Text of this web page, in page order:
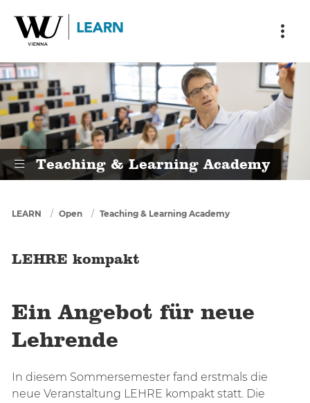
LEHRE kompakt
Teaching & Learning Academy
You are here
LEARN Open Teaching & Learning Academy
LEHRE kompakt
Ein Angebot für neue
Lehrende
In diesem Sommersemester fand erstmals die
neue Veranstaltung LEHRE kompakt statt. Die